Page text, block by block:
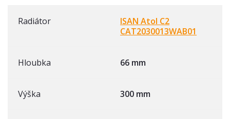
Radiátor
ISAN Atol C2
CAT2030013WAB01
Hloubka 66 mm
Výška 300 mm